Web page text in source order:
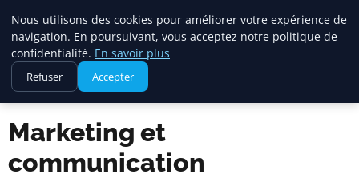
Square Annuaire
Accueil Marketing et communication
Marketing et
communication
Nous utilisons des cookies pour améliorer votre expérience de
navigation. En poursuivant, vous acceptez notre politique de
confidentialité. En savoir plus
Refuser Accepter